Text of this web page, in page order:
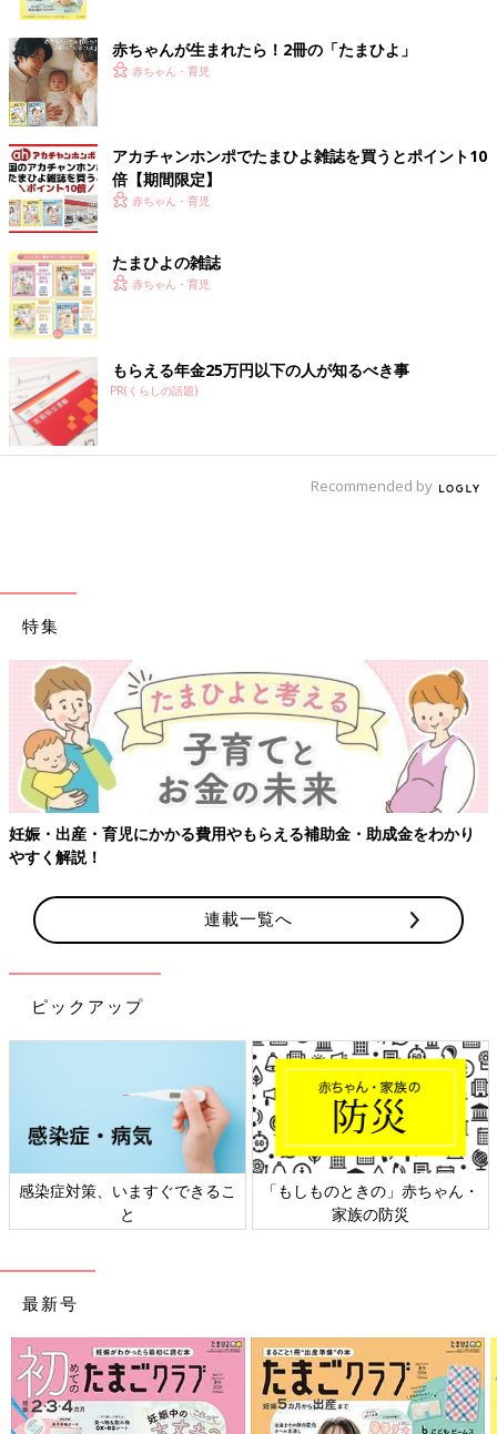
赤ちゃんが生まれたら！2冊の「たまひよ」
赤ちゃん・育児
アカチャンホンポでたまひよ雑誌を買うとポイント10
倍【期間限定】
赤ちゃん・育児
たまひよの雑誌
赤ちゃん・育児
もらえる年金25万円以下の人が知るべき事
PR(くらしの話題)
Recommended by
特集
・出産・育児にかかる費用やもらえる補助金・助成金をわかり
く解説！
連載一覧へ
ピックアップ
感染症対策、いますぐできるこ
と
「もしものときの」赤ちゃん・
家族の防災
最新号